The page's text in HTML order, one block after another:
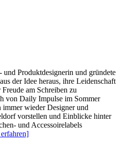
Produktdesignerin und gründete
der Idee heraus, ihre Leidenschaft
am Schreiben zu
von Daily Impulse im Sommer
wieder Designer und
vorstellen und Einblicke hinter
und Accessoirelabels